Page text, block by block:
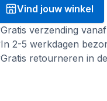
Vind jouw winkel
Gratis verzending
In 2-5 werkdagen
Gratis retourneren in